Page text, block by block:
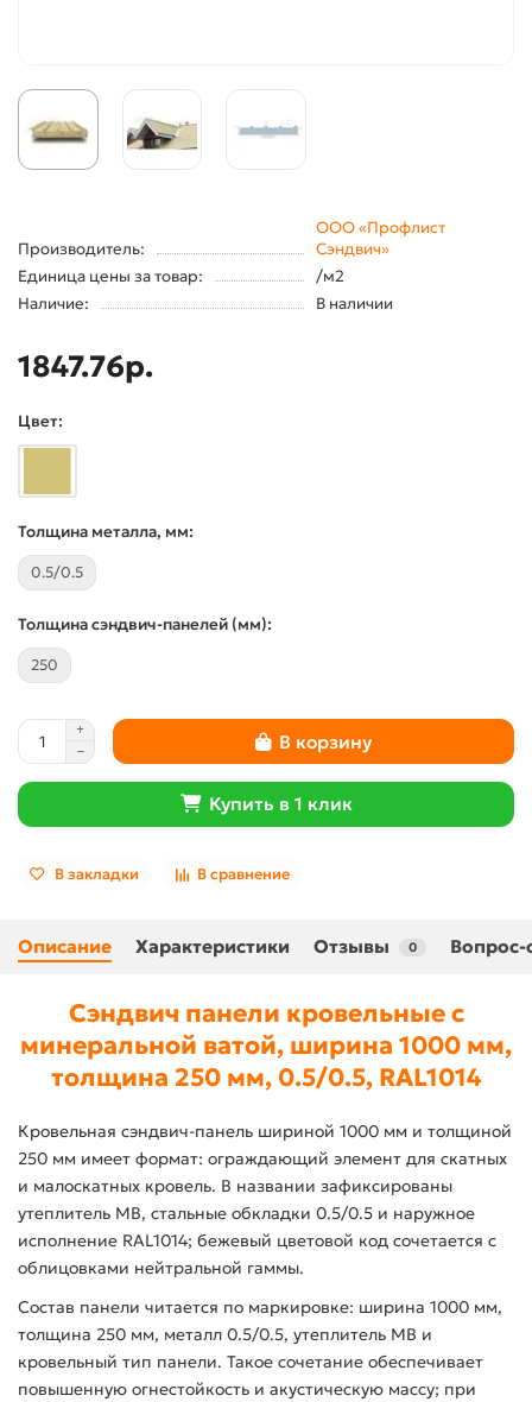
Производитель:
ООО «Профлист
Сэндвич»
Единица цены за товар:
/м2
Наличие:
В наличии
1847.76р.
Цвет:
Толщина металла, мм:
0.5/0.5
Толщина сэндвич-панелей (мм):
250
В корзину
Купить в 1 клик
В закладки В сравнение
Описание Характеристики Отзывы 0 Вопрос-
Сэндвич панели кровельные с
минеральной ватой, ширина 1000 мм,
толщина 250 мм, 0.5/0.5, RAL1014
Кровельная сэндвич-панель шириной 1000 мм и толщиной
250 мм имеет формат: ограждающий элемент для скатных
и малоскатных кровель. В названии зафиксированы
утеплитель МВ, стальные обкладки 0.5/0.5 и наружное
исполнение RAL1014; бежевый цветовой код сочетается с
облицовками нейтральной гаммы.
Состав панели читается по маркировке: ширина 1000 мм,
толщина 250 мм, металл 0.5/0.5, утеплитель МВ и
кровельный тип панели. Такое сочетание обеспечивает
повышенную огнестойкость и акустическую массу; при